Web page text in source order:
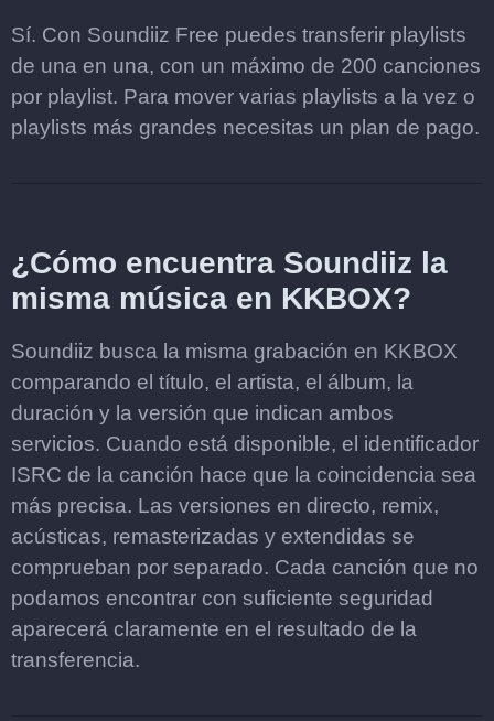
Sí. Con Soundiiz Free puedes transferir playlists
de una en una, con un máximo de 200 canciones
por playlist. Para mover varias playlists a la vez o
playlists más grandes necesitas un plan de pago.
¿Cómo encuentra Soundiiz la
misma música en KKBOX?
Soundiiz busca la misma grabación en KKBOX
comparando el título, el artista, el álbum, la
duración y la versión que indican ambos
servicios. Cuando está disponible, el identificador
ISRC de la canción hace que la coincidencia sea
más precisa. Las versiones en directo, remix,
acústicas, remasterizadas y extendidas se
comprueban por separado. Cada canción que no
podamos encontrar con suficiente seguridad
aparecerá claramente en el resultado de la
transferencia.